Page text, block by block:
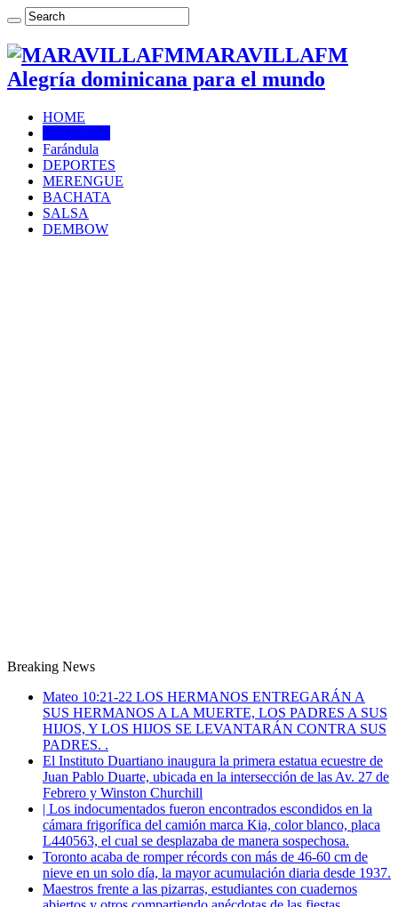
MARAVILLAFM
Alegría dominicana para el mundo
HOME
Farándula
DEPORTES
MERENGUE
BACHATA
SALSA
DEMBOW
Breaking News
Mateo 10:21-22 LOS HERMANOS ENTREGARÁN A
SUS HERMANOS A LA MUERTE, LOS PADRES A SUS
HIJOS, Y LOS HIJOS SE LEVANTARÁN CONTRA SUS
PADRES. .
El Instituto Duartiano inaugura la primera estatua ecuestre de
Juan Pablo Duarte, ubicada en la intersección de las Av. 27 de
Febrero y Winston Churchill
| Los indocumentados fueron encontrados escondidos en la
cámara frigorífica del camión marca Kia, color blanco, placa
L440563, el cual se desplazaba de manera sospechosa.
Toronto acaba de romper récords con más de 46-60 cm de
nieve en un solo día, la mayor acumulación diaria desde 1937.
Maestros frente a las pizarras, estudiantes con cuadernos